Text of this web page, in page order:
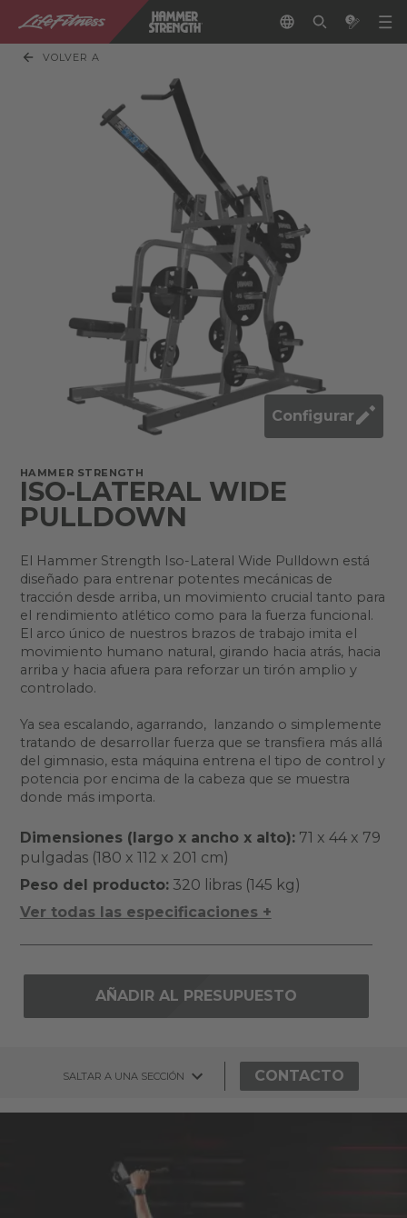
VOLVER A
Configurar
HAMMER STRENGTH
ISO-LATERAL WIDE
PULLDOWN
El Hammer Strength Iso-Lateral Wide Pulldown está
diseñado para entrenar potentes mecánicas de
tracción desde arriba, un movimiento crucial tanto para
el rendimiento atlético como para la fuerza funcional.
El arco único de nuestros brazos de trabajo imita el
movimiento humano natural, girando hacia atrás, hacia
arriba y hacia afuera para reforzar un tirón amplio y
controlado.
Ya sea escalando, agarrando, lanzando o simplemente
tratando de desarrollar fuerza que se transfiera más allá
del gimnasio, esta máquina entrena el tipo de control y
potencia por encima de la cabeza que se muestra
donde más importa.
Dimensiones (largo x ancho x alto):71 x 44 x 79
pulgadas (180 x 112 x 201 cm)
Peso del producto:320 libras (145 kg)
Ver todas las especificaciones +
AÑADIR AL PRESUPUESTO
SALTAR A UNA SECCIÓN CONTACTO